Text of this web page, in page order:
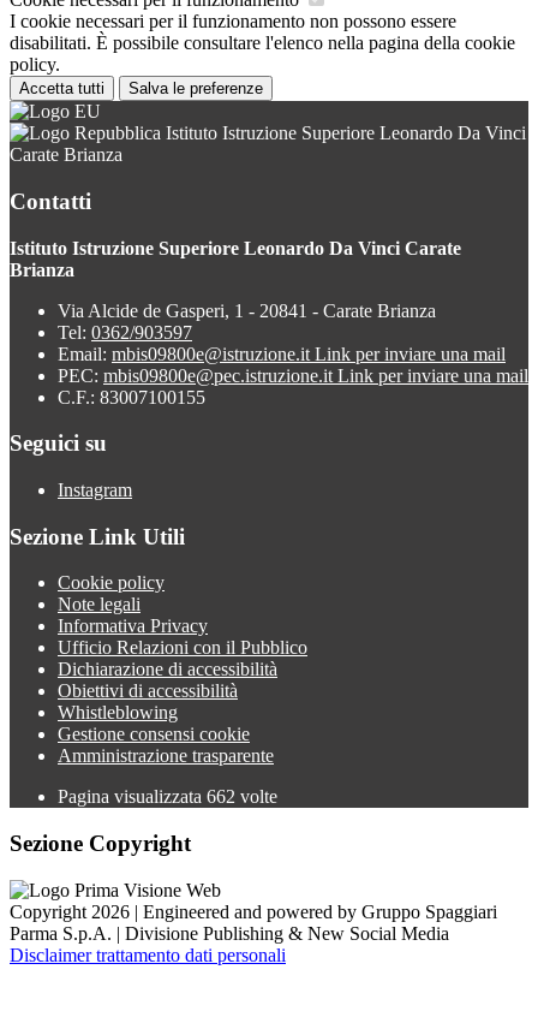
I cookie necessari per il funzionamento non possono essere
disabilitati. È possibile consultare l'elenco nella pagina della cookie
policy.
Accetta tutti Salva le preferenze
Istituto Istruzione Superiore Leonardo Da Vinci
Carate Brianza
Contatti
Istituto Istruzione Superiore Leonardo Da Vinci Carate
Brianza
Via Alcide de Gasperi, 1 - 20841 - Carate Brianza
Tel: 0362/903597
Email: mbis09800e@istruzione.it Link per inviare una mail
PEC: mbis09800e@pec.istruzione.it Link per inviare una mail
C.F.: 83007100155
Seguici su
Instagram
Sezione Link Utili
Cookie policy
Note legali
Informativa Privacy
Ufficio Relazioni con il Pubblico
Dichiarazione di accessibilità
Obiettivi di accessibilità
Whistleblowing
Gestione consensi cookie
Amministrazione trasparente
Pagina visualizzata 662 volte
Sezione Copyright
Copyright 2026 | Engineered and powered by Gruppo Spaggiari
Parma S.p.A. | Divisione Publishing & New Social Media
Disclaimer trattamento dati personali